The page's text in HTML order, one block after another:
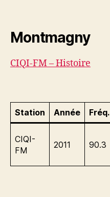
Montmagny
CIQI-FM – Histoire
Station Année Fréq.
CIQI-
FM
2011 90.3